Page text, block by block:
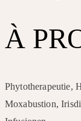
À
Phytotherapeutie,
Moxabustion,